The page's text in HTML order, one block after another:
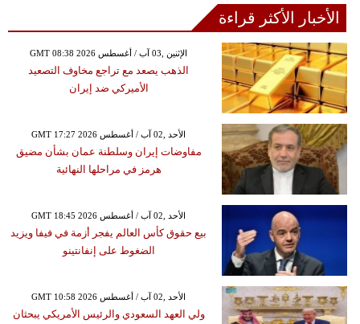
الأخبار الأكثر قراءة
GMT 08:38 2026 الإثنين ,03 آب / أغسطس
الذهب يصعد مع تراجع مخاوف التصعيد
الأميركي ضد إيران
GMT 17:27 2026 الأحد ,02 آب / أغسطس
مفاوضات إيران وسلطنة عمان بشأن مضيق
هرمز في مراحلها النهائية
GMT 18:45 2026 الأحد ,02 آب / أغسطس
بيع حقوق كأس العالم يفجر أزمة في فيفا ويزيد
الضغوط على إنفانتينو
GMT 10:58 2026 الأحد ,02 آب / أغسطس
ولي العهد السعودي والرئيس الأمريكي يبحثان